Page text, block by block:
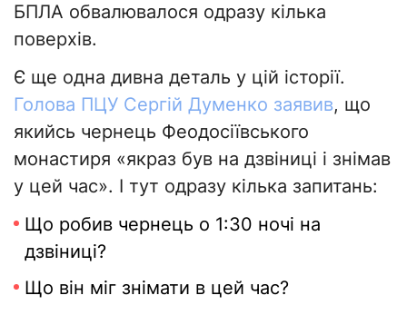
БПЛА обвалювалося одразу кілька
поверхів.
Є ще одна дивна деталь у цій історії.
Голова ПЦУ Сергій Думенко заявив, що
якийсь чернець Феодосіївського
монастиря «якраз був на дзвіниці і знімав
у цей час». І тут одразу кілька запитань:
Що робив чернець о 1:30 ночі на
дзвіниці?
Що він міг знімати в цей час?